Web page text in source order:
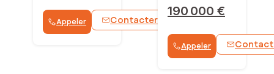
Appeler Contacter
190 000 €
Appeler